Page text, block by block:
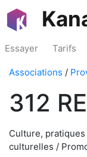
Essayer Tarifs
Associations /
312
Culture,
culturelles /